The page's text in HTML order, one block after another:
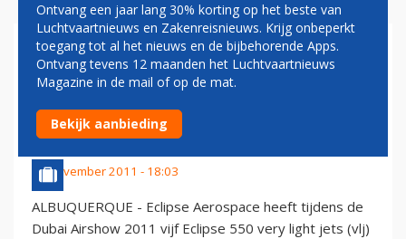
HERREZEN ECLIPSE
VERKOOPT EERSTE VERY
LIGHT JETS
18 november 2011 - 18:03
ALBUQUERQUE - Eclipse Aerospace heeft tijdens de
Dubai Airshow 2011 vijf Eclipse 550 very light jets (vlj)
Ontvang een jaar lang 30% korting op het beste van
Luchtvaartnieuws en Zakenreisnieuws. Krijg onbeperkt
toegang tot al het nieuws en de bijbehorende Apps.
Ontvang tevens 12 maanden het Luchtvaartnieuws
Magazine in de mail of op de mat.
Bekijk aanbieding